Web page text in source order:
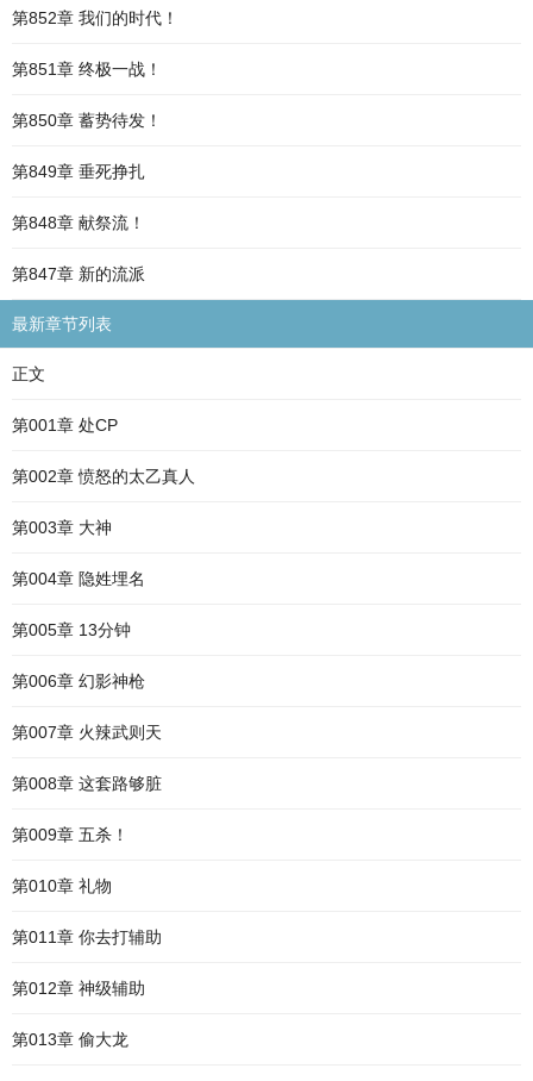
第852章 我们的时代！
第851章 终极一战！
第850章 蓄势待发！
第849章 垂死挣扎
第848章 献祭流！
第847章 新的流派
最新章节列表
正文
第001章 处CP
第002章 愤怒的太乙真人
第003章 大神
第004章 隐姓埋名
第005章 13分钟
第006章 幻影神枪
第007章 火辣武则天
第008章 这套路够脏
第009章 五杀！
第010章 礼物
第011章 你去打辅助
第012章 神级辅助
第013章 偷大龙